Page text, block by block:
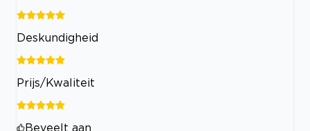
Deskundigheid
Prijs/Kwaliteit
Beveelt aan